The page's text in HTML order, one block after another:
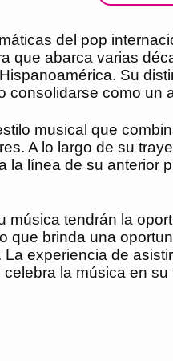
del pop
que abarca varias
Su
consolidarse como un
musical que
A lo largo de su
la línea de su
tendrán la
que brinda una
experiencia de
la música en